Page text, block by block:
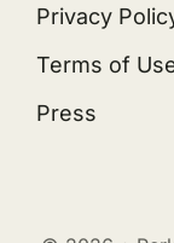
Privacy
Terms of
Press